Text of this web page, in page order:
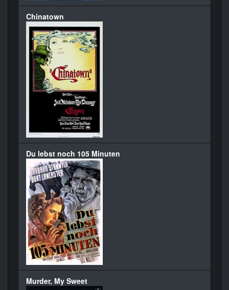
Chinatown
Du lebst noch 105 Minuten
Murder, My Sweet